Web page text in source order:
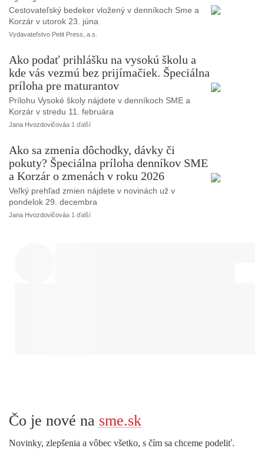
Cestovateľský bedeker vložený v denníkoch Sme a
Korzár v utorok 23. júna
Vydavateľstvo Petit Press, a.s.
Ako podať prihlášku na vysokú školu a
kde vás vezmú bez prijímačiek. Špeciálna
príloha pre maturantov
Prílohu Vysoké školy nájdete v denníkoch SME a
Korzár v stredu 11. februára
Jana Hvozdovičováa 1 ďalší
Ako sa zmenia dôchodky, dávky či
pokuty? Špeciálna príloha denníkov SME
a Korzár o zmenách v roku 2026
Veľký prehľad zmien nájdete v novinách už v
pondelok 29. decembra
Jana Hvozdovičováa 1 ďalší
Čo je nové na sme.sk
Novinky, zlepšenia a vôbec všetko, s čím sa chceme podeliť.